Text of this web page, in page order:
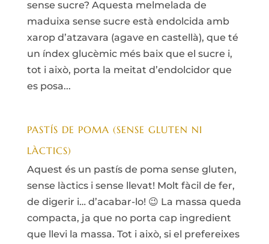
sense sucre? Aquesta melmelada de
maduixa sense sucre està endolcida amb
xarop d’atzavara (agave en castellà), que té
un índex glucèmic més baix que el sucre i,
tot i això, porta la meitat d’endolcidor que
es posa...
PASTÍS DE POMA (SENSE GLUTEN NI
LÀCTICS)
Aquest és un pastís de poma sense gluten,
sense làctics i sense llevat! Molt fàcil de fer,
de digerir i… d’acabar-lo! 😉 La massa queda
compacta, ja que no porta cap ingredient
que llevi la massa. Tot i això, si el prefereixes